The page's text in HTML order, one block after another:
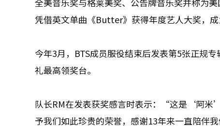
凭借英文单曲《Butter》获得年度艺人大奖，成
今年3月，BTS成员服役结束后发表第5张正规
礼最高领奖台。
队长RM在发表获奖感言时表示：“这是‘阿米
予我们如此珍贵的荣誉，感谢13年来一直陪伴